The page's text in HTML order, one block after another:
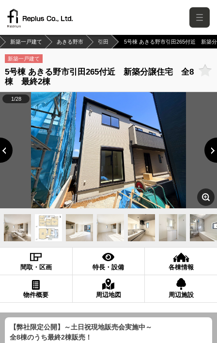
新築一戸建て あきる野市 引田 5号棟 あきる野市引田265付近 新築
新築一戸建て
5号棟 あきる野市引田265付近 新築分譲住宅 全8
棟 最終2棟
1/28
間取・区画 特長・設備 各棟情報
物件概要 周辺地図 周辺施設
【弊社限定公開】～土日祝現地販売会実施中～
全8棟のうち最終2棟販売！